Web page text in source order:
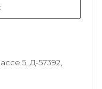
5, Д-57392,